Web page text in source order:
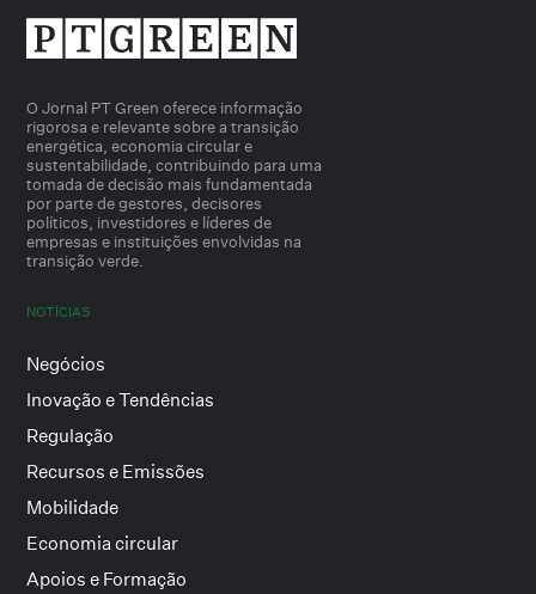
O Jornal PT Green oferece informação
rigorosa e relevante sobre a transição
energética, economia circular e
sustentabilidade, contribuindo para uma
tomada de decisão mais fundamentada
por parte de gestores, decisores
políticos, investidores e líderes de
empresas e instituições envolvidas na
transição verde.
NOTÍCIAS
Negócios
Inovação e Tendências
Regulação
Recursos e Emissões
Mobilidade
Economia circular
Apoios e Formação